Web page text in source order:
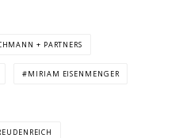
+ PARTNERS
MIRIAM EISENMENGER